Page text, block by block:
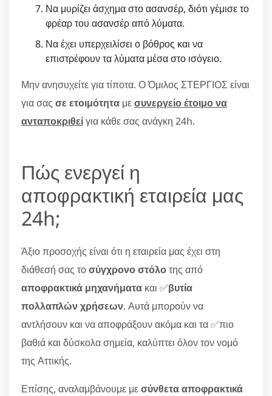
Να μυρίζει άσχημα στο ασανσέρ, διότι γέμισε το
φρέαρ του ασανσέρ από λύματα.
Να έχει υπερχειλίσει ο βόθρος και να
επιστρέφουν τα λύματα μέσα στο ισόγειο.
Μην ανησυχείτε για τίποτα. Ο Όμιλος ΣΤΕΡΓΙΟΣ είναι
για σας σε ετοιμότητα μεσυνεργείο έτοιμο να
ανταποκριθείγια κάθε σας ανάγκη 24h.
Πώς ενεργεί η
αποφρακτική εταιρεία μας
24h;
Άξιο προσοχής είναι ότι η εταιρεία μας έχει στη
διάθεσή σας τοσύγχρονο στόλοτης από
αποφρακτικά μηχανήματα και ✅βυτία
πολλαπλών χρήσεων. Αυτά μπορούν να
αντλήσουν και να αποφράξουν ακόμα και τα ✅πιο
βαθιά και δύσκολα σημεία, καλύπτει όλον τον νομό
της Αττικής.
Επίσης, αναλαμβάνουμε μεσύνθετα αποφρακτικά